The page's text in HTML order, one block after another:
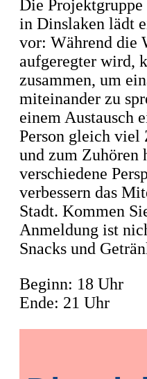
Die
in Dinslaken lädt
vor: Während die
aufgeregter wird,
zusammen, um
miteinander zu
einem Austausch
Person gleich viel
und zum Zuhören
verschiedene
verbessern das
Stadt. Kommen
Anmeldung ist
Snacks und
Beginn: 18 Uhr
Ende: 21 Uhr